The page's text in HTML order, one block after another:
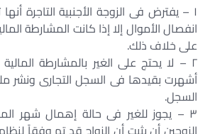
١ – يفترض فى الزوجة الأجنبية التاجرة
انفصال الأموال إلا إذا كانت المشارطة
على خلاف ذلك.
٢ – لا يحتج على الغير بالمشارطة المالية
أشهرت بقيدها فى السجل التجارى
السجل.
٣ – يجوز للغير فى حالة إهمال شهر